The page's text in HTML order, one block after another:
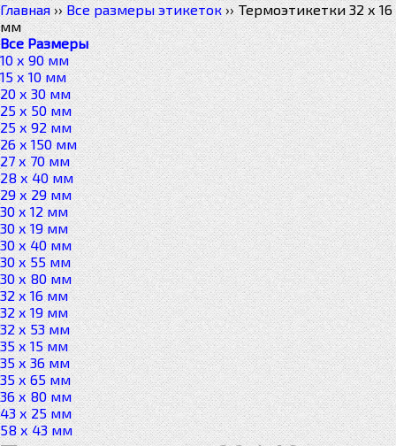
Главная››Все размеры этикеток››Термоэтикетки 32 х 16
мм
Все Размеры
10 х 90 мм
15 х 10 мм
20 х 30 мм
25 х 50 мм
25 х 92 мм
26 х 150 мм
27 х 70 мм
28 х 40 мм
29 х 29 мм
30 х 12 мм
30 х 19 мм
30 х 40 мм
30 х 55 мм
30 х 80 мм
32 х 16 мм
32 х 19 мм
32 х 53 мм
35 х 15 мм
35 х 36 мм
35 х 65 мм
36 х 80 мм
43 х 25 мм
58 х 43 мм